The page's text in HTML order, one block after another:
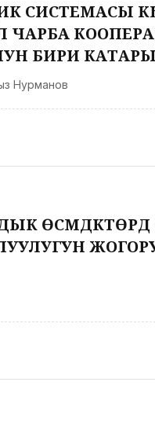
СИСТЕМАСЫ
ЧАРБА
БИРИ КАТАРЫ
Нурманов